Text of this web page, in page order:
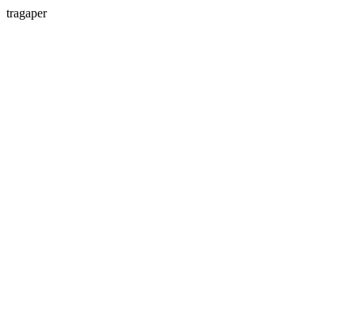
tragaper